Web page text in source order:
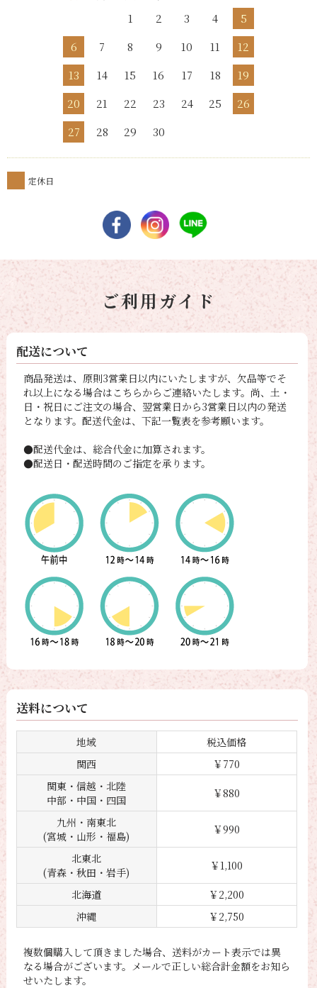
1
2 3 4
5
6
7 8 9 10 11
12
13
14 15 16 17 18
19
20
21 22 23 24 25
26
27
28 29 30
定休日
ご利用ガイド
配送について
商品発送は、原則3営業日以内にいたしますが、欠品等でそ
れ以上になる場合はこちらからご連絡いたします。尚、土・
日・祝日にご注文の場合、翌営業日から3営業日以内の発送
となります。配送代金は、下記一覧表を参考願います。
●配送代金は、総合代金に加算されます。
●配送日・配送時間のご指定を承ります。
送料について
地域
税込価格
関西
￥770
関東・信越・北陸
中部・中国・四国
￥880
九州・南東北
(宮城・山形・福島)
￥990
北東北
(青森・秋田・岩手)
￥1,100
北海道
￥2,200
沖縄
￥2,750
複数個購入して頂きました場合、送料がカート表示では異
なる場合がございます。メールで正しい総合計金額をお知ら
せいたします。